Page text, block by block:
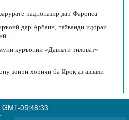
раднопазир дар Фаронса
дар Арбаин; пайванди идораи
қуръонии «Давлати тиловат»
зоири хориҷӣ ба Ироқ аз аввали
GMT-05:48:33
,